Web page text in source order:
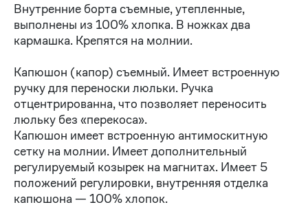
Внутренние борта съемные, утепленные,
выполнены из 100% хлопка. В ножках два
кармашка. Крепятся на молнии.
Капюшон (капор) съемный. Имеет встроенную
ручку для переноски люльки. Ручка
отцентрированна, что позволяет переносить
люльку без «перекоса».
Капюшон имеет встроенную антимоскитную
сетку на молнии. Имеет дополнительный
регулируемый козырек на магнитах. Имеет 5
положений регулировки, внутренняя отделка
капюшона — 100% хлопок.